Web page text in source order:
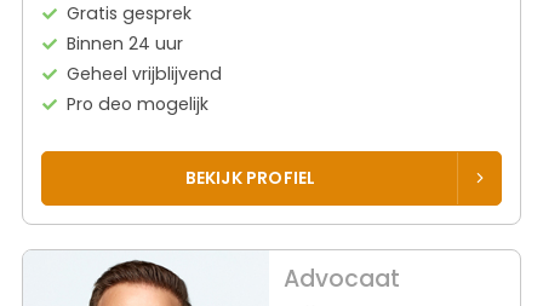
Gratis gesprek
Binnen 24 uur
Geheel vrijblijvend
Pro deo mogelijk
BEKIJK PROFIEL
Advocaat